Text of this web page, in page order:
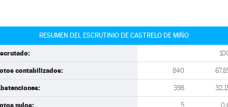
RESUMEN DEL ESCRUTINIO DE CASTRELO DE MIÑO
contabilizados: 840
398
nulos: 5